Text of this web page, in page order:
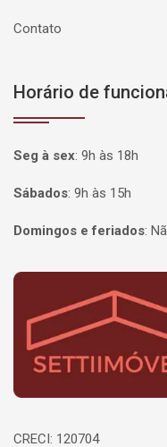
Contato
Horário de
Seg à sex: 9h às 18h
Sábados: 9h às 15h
Domingos e feriados:
Página inicial
CRECI: 120704